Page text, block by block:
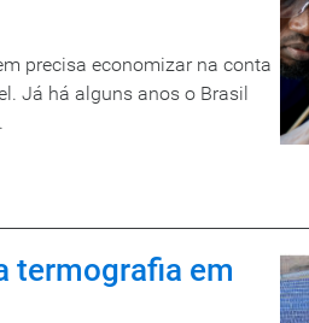
precisa economizar na conta
Já há alguns anos o Brasil
termografia em